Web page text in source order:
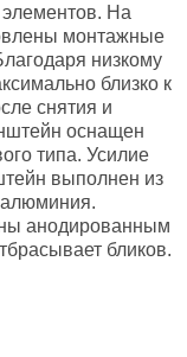
элементов. На
монтажные
низкому
близко к
снятия и
оснащен
типа. Усилие
выполнен из
анодированным
бликов.